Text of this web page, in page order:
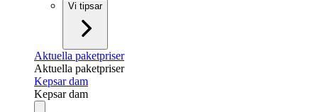
Vi tipsar
Aktuella paketpriser
Aktuella paketpriser
Kepsar dam
Kepsar dam